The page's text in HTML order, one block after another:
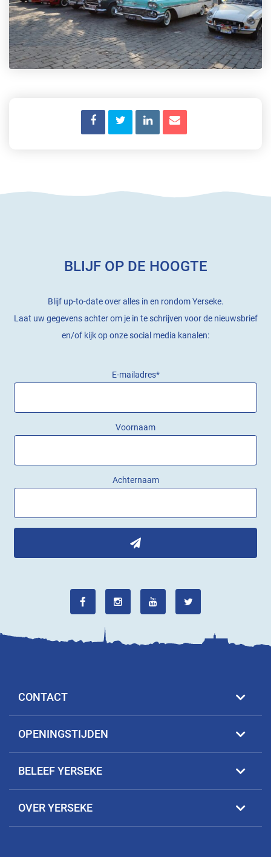
BLIJF OP DE HOOGTE
Blijf up-to-date over alles in en rondom Yerseke.
Laat uw gegevens achter om je in te schrijven voor de nieuwsbrief
en/of kijk op onze social media kanalen:
E-mailadres*
Voornaam
Achternaam
CONTACT
OPENINGSTIJDEN
BELEEF YERSEKE
OVER YERSEKE